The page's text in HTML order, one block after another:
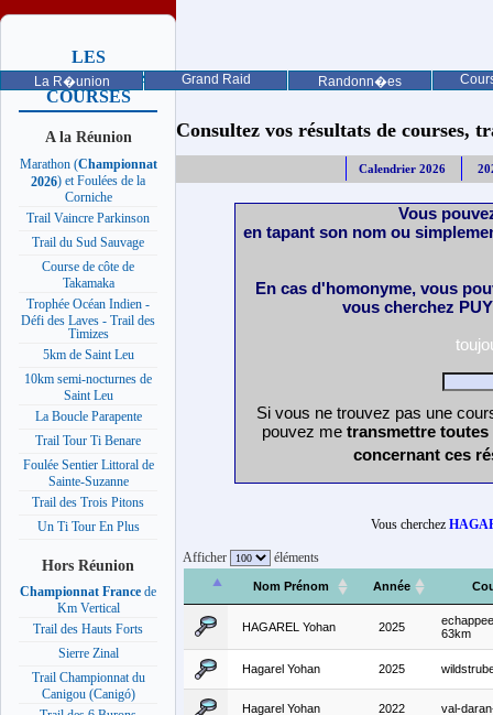
La R�union Grand Raid Randonn�es
LES
PROCHAINES
COURSES
A la Réunion
Marathon (Championnat
2026) et Foulées de la
Corniche
Trail Vaincre Parkinson
Trail du Sud Sauvage
Course de côte de
Takamaka
Trophée Océan Indien -
Défi des Laves - Trail des
Timizes
5km de Saint Leu
10km semi-nocturnes de
Saint Leu
La Boucle Parapente
Trail Tour Ti Benare
Foulée Sentier Littoral de
Sainte-Suzanne
Trail des Trois Pitons
Un Ti Tour En Plus
Hors Réunion
Championnat France de
Km Vertical
Trail des Hauts Forts
Sierre Zinal
Trail Championnat du
Canigou (Canigó)
Consultez vos résultats de courses,
Calendrier 2026
Vous
en tapant son nom ou
En cas d'homonyme, vous
vous cherchez
Si vous ne trouvez pas une
pouvez me transmettre
concernant ces
Vous cherchez
Afficher éléments
Nom Prénom Année
HAGAREL Yohan 2025
63km
Hagarel Yohan 2025
Hagarel Yohan 2022 val-